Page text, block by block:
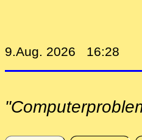
9.Aug. 2026 16:28